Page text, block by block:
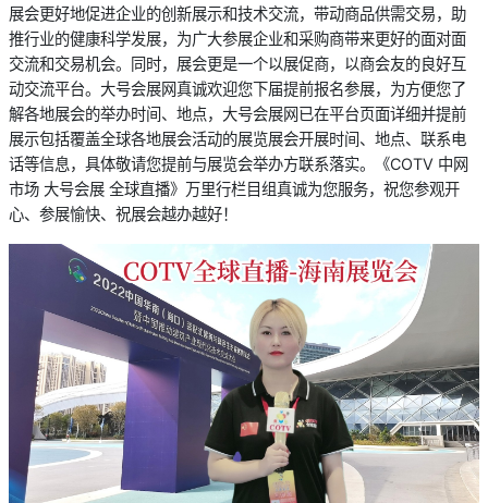
展会更好地促进企业的创新展示和技术交流，带动商品供需交易，助
推行业的健康科学发展，为广大参展企业和采购商带来更好的面对面
交流和交易机会。同时，展会更是一个以展促商，以商会友的良好互
动交流平台。大号会展网真诚欢迎您下届提前报名参展，为方便您了
解各地展会的举办时间、地点，大号会展网已在平台页面详细并提前
展示包括覆盖全球各地展会活动的展览展会开展时间、地点、联系电
话等信息，具体敬请您提前与展览会举办方联系落实。《COTV 中网
市场 大号会展 全球直播》万里行栏目组真诚为您服务，祝您参观开
心、参展愉快、祝展会越办越好！